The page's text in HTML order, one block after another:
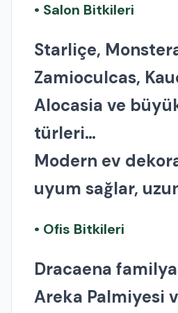
• Salon Bitkileri
Starliçe,
Zamioculcas,
Alocasia ve
türleri…
Modern ev
uyum sağlar,
• Ofis Bitkileri
Dracaena
Areka Palmiyesi